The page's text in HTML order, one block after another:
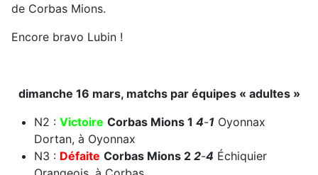
de Corbas Mions.
Encore bravo Lubin !
dimanche 16 mars, matchs par équipes « adultes »
N2 : Victoire Corbas Mions 1 4-1 Oyonnax
Dortan, à Oyonnax
N3 : Défaite Corbas Mions 2 2-4 Échiquier